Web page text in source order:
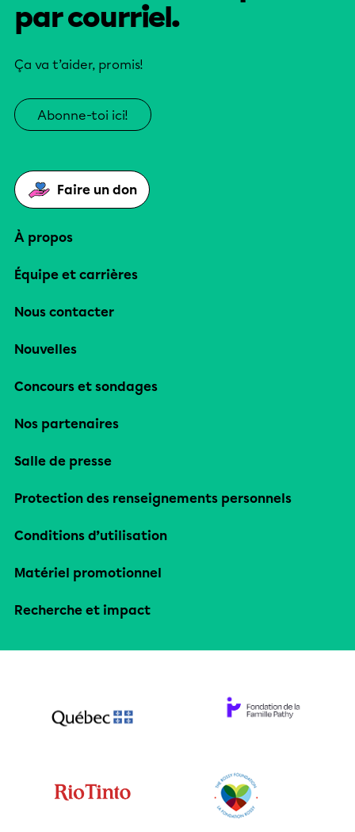
par courriel.
Ça va t’aider, promis!
Abonne-toi ici!
Faire un don
À propos
Équipe et carrières
Nous contacter
Nouvelles
Concours et sondages
Nos partenaires
Salle de presse
Protection des renseignements personnels
Conditions d’utilisation
Matériel promotionnel
Recherche et impact